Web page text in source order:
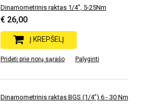
Dinamometrinis raktas 1/4", 5-25Nm
€ 26,00
Į KREPŠELĮ
Pridėti prie norų sąrašo Palyginti
Dinamometrinis raktas BGS (1/4") 6 - 30 Nm